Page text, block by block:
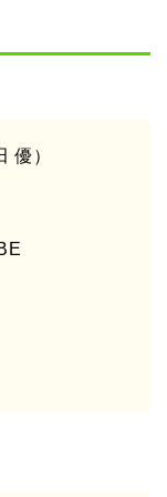
優）